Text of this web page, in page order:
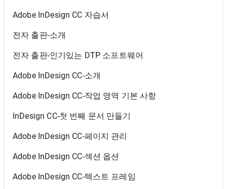
Adobe InDesign CC 자습서
전자 출판-소개
전자 출판-인기있는 DTP 소프트웨어
Adobe InDesign CC-소개
Adobe InDesign CC-작업 영역 기본 사항
InDesign CC-첫 번째 문서 만들기
Adobe InDesign CC-페이지 관리
Adobe InDesign CC-섹션 옵션
Adobe InDesign CC-텍스트 프레임